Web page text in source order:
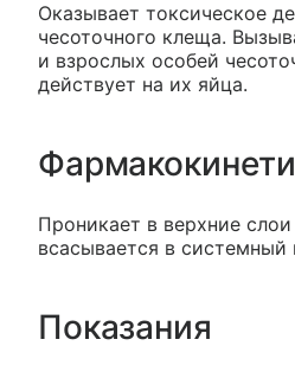
Оказывает токсическое
чесоточного клеща.
и взрослых особей
действует на их яйца.
Проникает в верхние
всасывается в системный
Показания